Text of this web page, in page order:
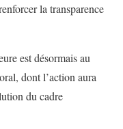
la transparence
est désormais au
dont l’action aura
du cadre